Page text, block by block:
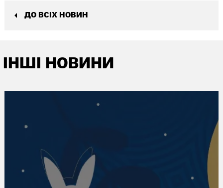
ДО ВСІХ НОВИН
ІНШІ НОВИНИ